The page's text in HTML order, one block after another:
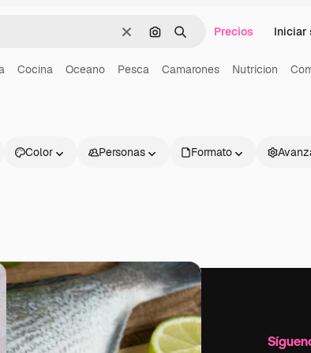
BorrarBuscar por imagen
BuscarPrecios Iniciar
Cocina Oceano Pesca Camarones Nutricion
Color Personas Formato
Información útil Empresa